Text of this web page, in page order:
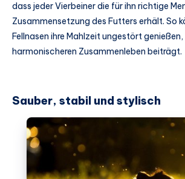
dass jeder Vierbeiner die für ihn richtige
Zusammensetzung des Futters erhält. So
Fellnasen ihre Mahlzeit ungestört
harmonischeren Zusammenleben beiträgt.
Sauber, stabil und stylisch